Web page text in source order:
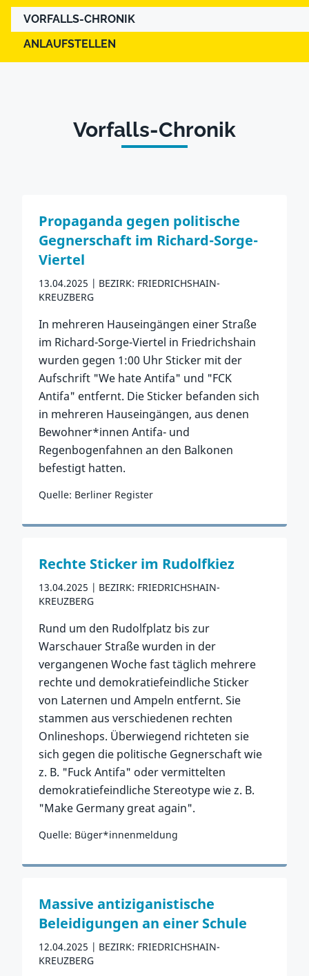
VORFALLS-CHRONIK
ANLAUFSTELLEN
Vorfalls-Chronik
Propaganda gegen politische
Gegnerschaft im Richard-Sorge-
Viertel
13.04.2025
BEZIRK: FRIEDRICHSHAIN-
KREUZBERG
In mehreren Hauseingängen einer Straße
im Richard-Sorge-Viertel in Friedrichshain
wurden gegen 1:00 Uhr Sticker mit der
Aufschrift "We hate Antifa" und "FCK
Antifa" entfernt. Die Sticker befanden sich
in mehreren Hauseingängen, aus denen
Bewohner*innen Antifa- und
Regenbogenfahnen an den Balkonen
befestigt hatten.
Quelle: Berliner Register
Zum Vorfall
Rechte Sticker im Rudolfkiez
13.04.2025
BEZIRK: FRIEDRICHSHAIN-
KREUZBERG
Rund um den Rudolfplatz bis zur
Warschauer Straße wurden in der
vergangenen Woche fast täglich mehrere
rechte und demokratiefeindliche Sticker
von Laternen und Ampeln entfernt. Sie
stammen aus verschiedenen rechten
Onlineshops. Überwiegend richteten sie
sich gegen die politische Gegnerschaft wie
z. B. "Fuck Antifa" oder vermittelten
demokratiefeindliche Stereotype wie z. B.
"Make Germany great again".
Quelle: Büger*innenmeldung
Zum Vorfall
Massive antiziganistische
Beleidigungen an einer Schule
12.04.2025
BEZIRK: FRIEDRICHSHAIN-
KREUZBERG